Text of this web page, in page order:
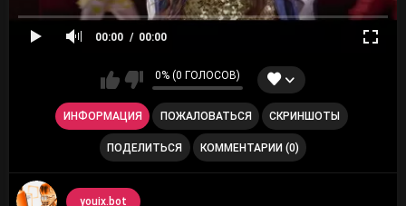
00:00 00:00
0% (0 ГОЛОСОВ)
ИНФОРМАЦИЯ ПОЖАЛОВАТЬСЯ СКРИНШОТЫ
ПОДЕЛИТЬСЯ КОММЕНТАРИИ (0)
youix.bot